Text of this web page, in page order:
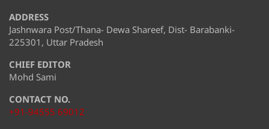
ADDRESS
Jashnwara Post/Thana- Dewa Shareef, Dist- Barabanki-
225301, Uttar Pradesh
CHIEF EDITOR
Mohd Sami
CONTACT NO.
+91-94555 69012